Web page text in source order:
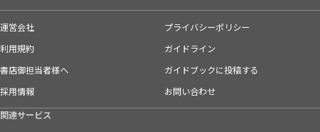
運営会社
プライバシーポリシー
利用規約
ガイドライン
書店御担当者様へ
ガイドブックに投稿する
採用情報
お問い合わせ
関連サービス